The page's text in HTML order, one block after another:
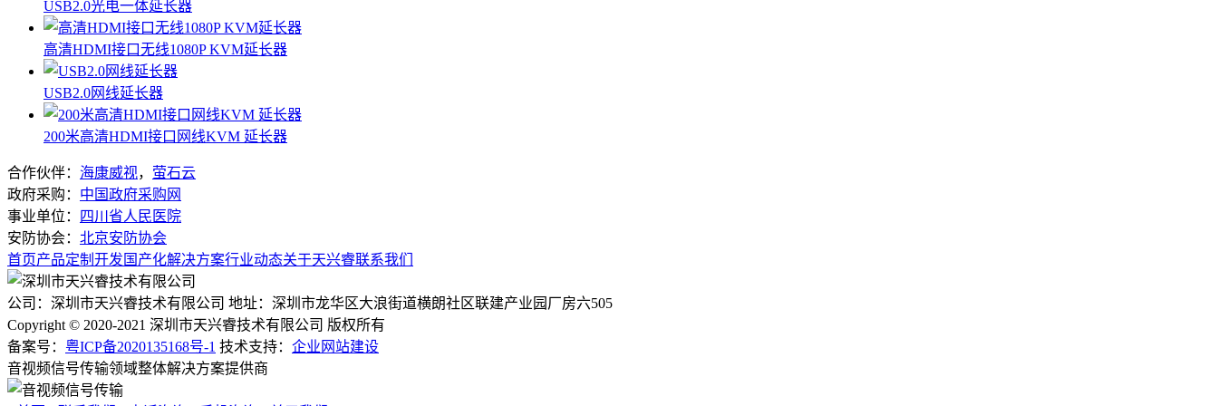
USB2.0光电一体延长器
高清HDMI接口无线1080P KVM延长器
USB2.0网线延长器
200米高清HDMI接口网线KVM 延长器
合作伙伴： 海康威视， 萤石云
政府采购： 中国政府采购网
事业单位：
四川省人民医院
安防协会： 北京安防协会
首页产品定制开发 国产化解决方案行业动态关于天兴睿联系我们
公司：深圳市天兴睿技术有限公司 地址：深圳市龙华区大浪街道横朗社区联建产业园厂房六505
Copyright © 2020-2021 深圳市天兴睿技术有限公司 版权所有
备案号： 粤ICP备2020135168号-1 技术支持： 企业网站建设
音视频信号传输领域整体解决方案提供商